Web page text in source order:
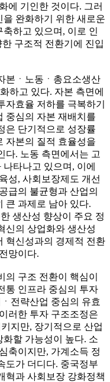
에 기인한 것이다. 그러
완화하기 위한 새로운
하고 있으며, 이로 인
구조적 전환기에 진입
본ㆍ노동ㆍ총요소생산
하고 있다. 자본 측면에
효율 저하를 극복하기
중심의 자본 재배치를
은 단기적으로 성장률
자본의 질적 효율성을
다. 노동 측면에서는 고
타나고 있으며, 이에
성, 사회보장제도 개선
급의 불균형과 산업의
큰 과제로 남아 있다.
생산성 향상이 주요 정
신의 상업화와 생산성
혁신성과의 경제적 전환
망이다.
의 구조 전환이 핵심이
통 인프라 중심의 투자
전략산업 중심의 유효
러한 투자 구조조정은
지만, 장기적으로 산업
할 가능성이 높다. 소
축이지만, 가계소득 정
도가 더디다. 중국정부
혁과 사회보장 강화정책